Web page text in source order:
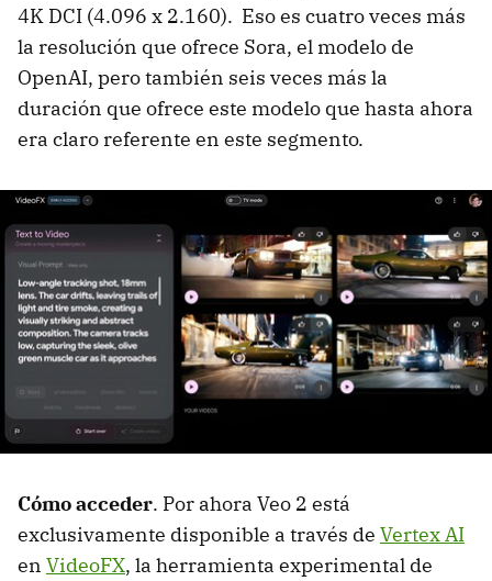
4K DCI (4.096 x 2.160). Eso es cuatro veces más
la resolución que ofrece Sora, el modelo de
OpenAI, pero también seis veces más la
duración que ofrece este modelo que hasta ahora
era claro referente en este segmento.
Cómo acceder. Por ahora Veo 2 está
exclusivamente disponible a través de Vertex AI
en VideoFX, la herramienta experimental de